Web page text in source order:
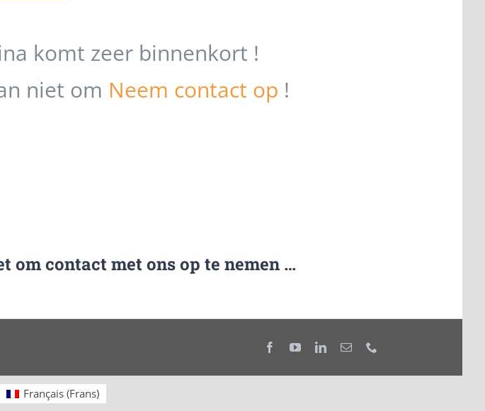
komt zeer binnenkort !
niet om Neem contact op !
om contact met ons op te nemen …
Français (Frans)